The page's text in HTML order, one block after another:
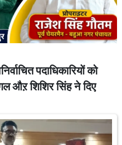
पदाधिकारियों को
औऱ शिशिर सिंह ने दिए